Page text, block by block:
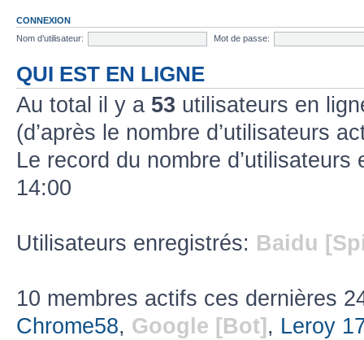
CONNEXION
Nom d’utilisateur:
Mot de passe:
QUI EST EN LIGNE
Au total il y a 53 utilisateurs en
(d’après le nombre d’utilisateurs
Le record du nombre
14:00
Utilisateurs enregistrés: Baidu
10 membres actifs ces dernières
Chrome58, Google [Bot] , Leroy